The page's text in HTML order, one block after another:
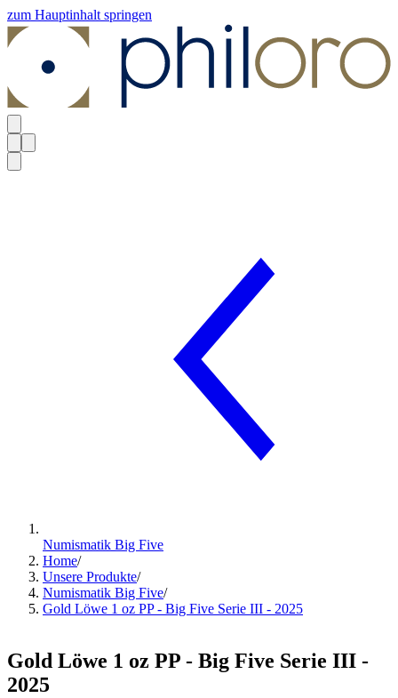
zum Hauptinhalt springen
Numismatik Big Five
Home/
Unsere Produkte/
Numismatik Big Five/
Gold Löwe 1 oz PP - Big Five Serie III - 2025
Gold Löwe 1 oz PP - Big Five Serie III -
2025